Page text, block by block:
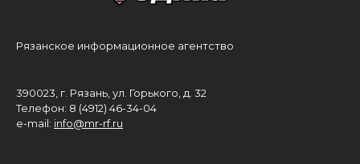
Рязанское информационное агентство
390023, г. Рязань, ул. Горького, д. 32
Телефон: 8 (4912) 46-34-04
e-mail: info@mr-rf.ru